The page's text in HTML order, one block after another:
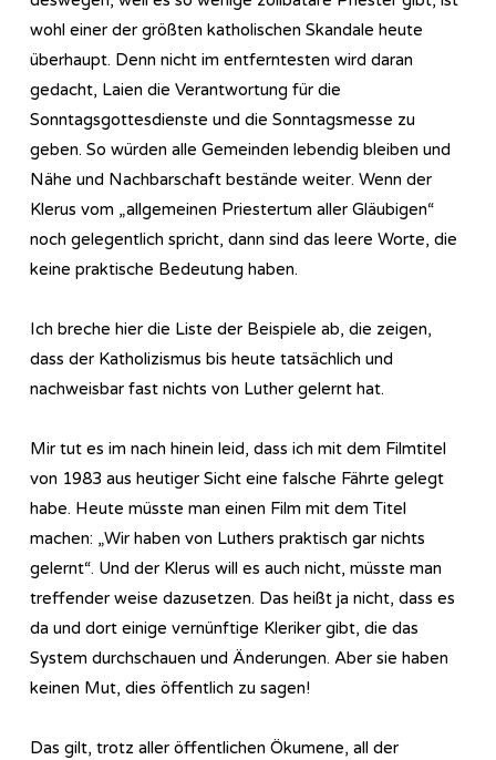
wohl einer der größten katholischen Skandale heute
überhaupt. Denn nicht im entferntesten wird daran
gedacht, Laien die Verantwortung für die
Sonntagsgottesdienste und die Sonntagsmesse zu
geben. So würden alle Gemeinden lebendig bleiben und
Nähe und Nachbarschaft bestände weiter. Wenn der
Klerus vom „allgemeinen Priestertum aller Gläubigen“
noch gelegentlich spricht, dann sind das leere Worte, die
keine praktische Bedeutung haben.
Ich breche hier die Liste der Beispiele ab, die zeigen,
dass der Katholizismus bis heute tatsächlich und
nachweisbar fast nichts von Luther gelernt hat.
Mir tut es im nach hinein leid, dass ich mit dem Filmtitel
von 1983 aus heutiger Sicht eine falsche Fährte gelegt
habe. Heute müsste man einen Film mit dem Titel
machen: „Wir haben von Luthers praktisch gar nichts
gelernt“. Und der Klerus will es auch nicht, müsste man
treffender weise dazusetzen. Das heißt ja nicht, dass es
da und dort einige vernünftige Kleriker gibt, die das
System durchschauen und Änderungen. Aber sie haben
keinen Mut, dies öffentlich zu sagen!
Das gilt, trotz aller öffentlichen Ökumene, all der